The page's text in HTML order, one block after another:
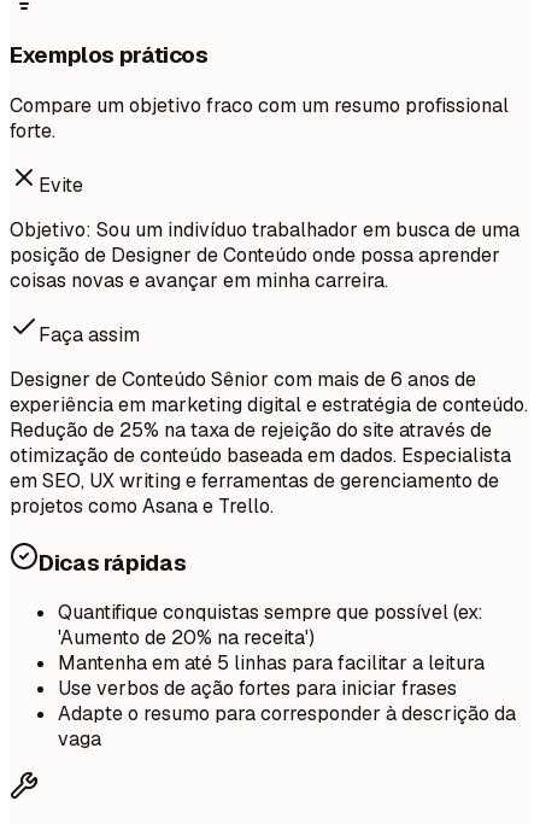
Exemplos práticos
Compare um objetivo fraco com um resumo profissional
forte.
Evite
Objetivo: Sou um indivíduo trabalhador em busca de uma
posição de Designer de Conteúdo onde possa aprender
coisas novas e avançar em minha carreira.
Faça assim
Designer de Conteúdo Sênior com mais de 6 anos de
experiência em marketing digital e estratégia de conteúdo.
Redução de 25% na taxa de rejeição do site através de
otimização de conteúdo baseada em dados. Especialista
em SEO, UX writing e ferramentas de gerenciamento de
projetos como Asana e Trello.
Dicas rápidas
Quantifique conquistas sempre que possível (ex:
'Aumento de 20% na receita')
Mantenha em até 5 linhas para facilitar a leitura
Use verbos de ação fortes para iniciar frases
Adapte o resumo para corresponder à descrição da
vaga